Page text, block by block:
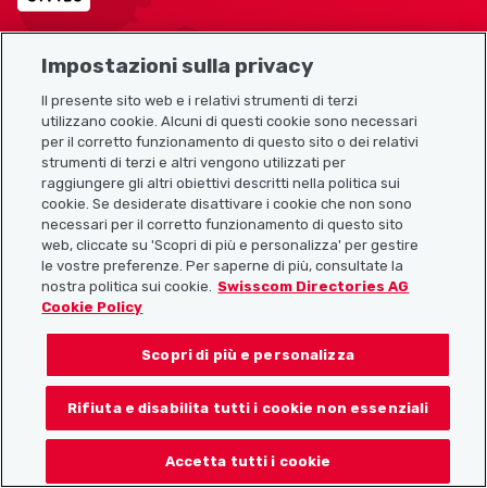
Link utili
Scarica l’app Localcities
Seguiteci su:
Impostazioni sulla privacy
Il presente sito web e i relativi strumenti di terzi
utilizzano cookie. Alcuni di questi cookie sono necessari
per il corretto funzionamento di questo sito o dei relativi
strumenti di terzi e altri vengono utilizzati per
raggiungere gli altri obiettivi descritti nella politica sui
cookie. Se desiderate disattivare i cookie che non sono
necessari per il corretto funzionamento di questo sito
web, cliccate su 'Scopri di più e personalizza' per gestire
le vostre preferenze. Per saperne di più, consultate la
nostra politica sui cookie.
Swisscom Directories AG
Cookie Policy
Scopri di più e personalizza
Rifiuta e disabilita tutti i cookie non essenziali
Accetta tutti i cookie